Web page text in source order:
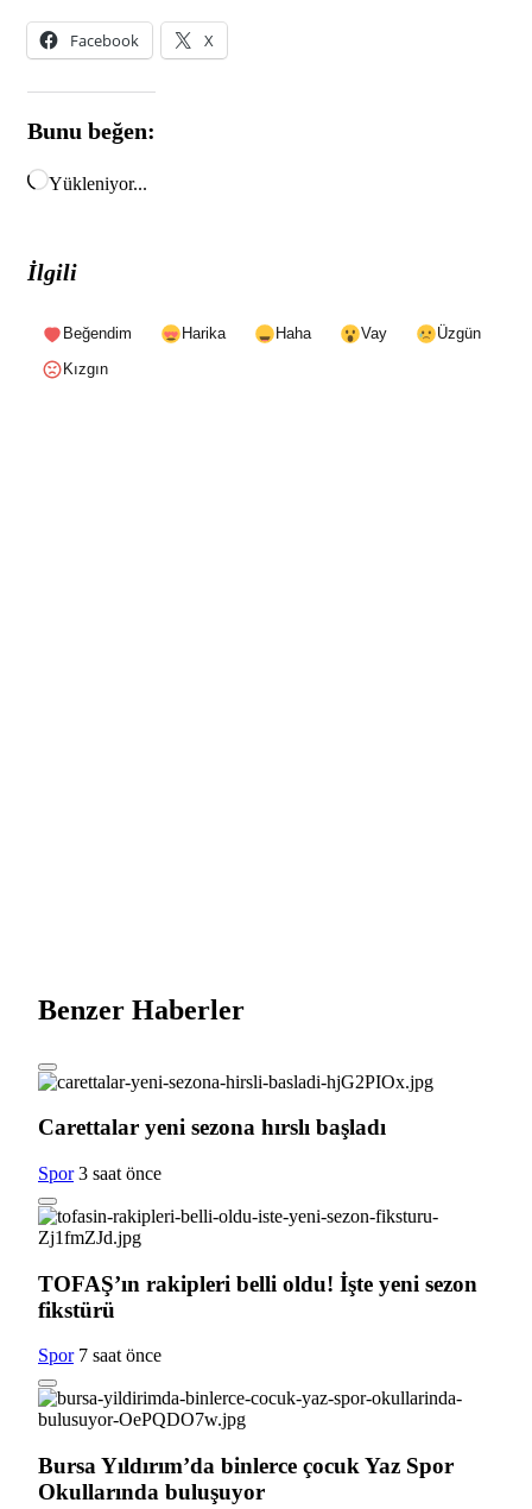
Facebook X
Bunu beğen:
Yükleniyor...
İlgili
Beğendim Harika Haha Vay
Üzgün
Kızgın
Benzer Haberler
Carettalar yeni sezona hırslı başladı
Spor 3 saat önce
TOFAŞ’ın rakipleri belli oldu! İşte yeni sezon
fikstürü
Spor 7 saat önce
Bursa Yıldırım’da binlerce çocuk Yaz Spor
Okullarında buluşuyor